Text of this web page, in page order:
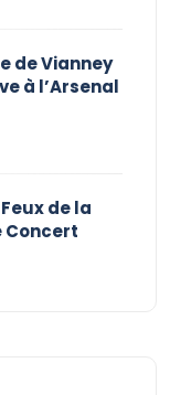
de Vianney
à l’Arsenal
de la
Concert